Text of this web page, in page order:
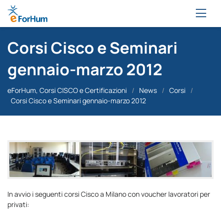
Corsi Cisco e Seminari
gennaio-marzo 2012
eForHum, Corsi CISCO e Certificazioni / News / Corsi /
Corsi Cisco e Seminari gennaio-marzo 2012
In avvio i seguenti corsi Cisco a Milano con voucher lavoratori per
privati: